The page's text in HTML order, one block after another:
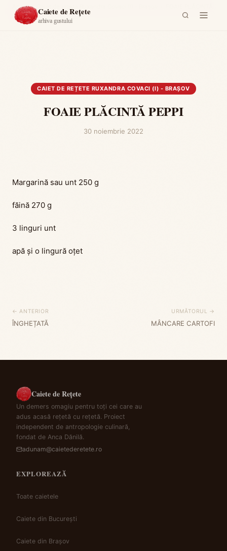
Caiete de Rețete
arhiva gustului
Acasă ›
PEPPI
CAIET DE REȚETE RUXANDRA COVACI (I) - BRAȘOV
FOAIE PLĂCINTĂ PEPPI
30 noiembrie 2022
Margarină sau unt 250 g
făină 270 g
3 linguri unt
apă și o lingură oțet
← ANTERIOR
ÎNGHEȚATĂ
URMĂTORUL →
MÂNCARE CARTOFI
Caiete de Rețete
Un demers omagiu pentru toți cei care au
adus acasă rețetă cu rețetă. Proiect
independent de antropologie culinară,
fondat de Anca Dănilă.
adunam@caietederetete.ro
EXPLOREAZĂ
Toate caietele
Caiete din București
Caiete din Brașov